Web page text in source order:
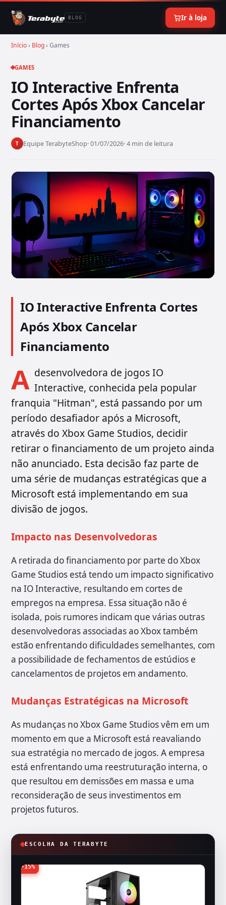
BLOG Ir à loja
Início› Blog› Games
GAMES
IO Interactive Enfrenta
Cortes Após Xbox Cancelar
Financiamento
T Equipe TerabyteShop· 01/07/2026· 4 min de leitura
IO Interactive Enfrenta Cortes
Após Xbox Cancelar
Financiamento
A desenvolvedora de jogos IO
Interactive, conhecida pela popular
franquia "Hitman", está passando por um
período desafiador após a Microsoft,
através do Xbox Game Studios, decidir
retirar o financiamento de um projeto ainda
não anunciado. Esta decisão faz parte de
uma série de mudanças estratégicas que a
Microsoft está implementando em sua
divisão de jogos.
Impacto nas Desenvolvedoras
A retirada do financiamento por parte do Xbox
Game Studios está tendo um impacto significativo
na IO Interactive, resultando em cortes de
empregos na empresa. Essa situação não é
isolada, pois rumores indicam que várias outras
desenvolvedoras associadas ao Xbox também
estão enfrentando dificuldades semelhantes, com
a possibilidade de fechamentos de estúdios e
cancelamentos de projetos em andamento.
Mudanças Estratégicas na Microsoft
As mudanças no Xbox Game Studios vêm em um
momento em que a Microsoft está reavaliando
sua estratégia no mercado de jogos. A empresa
está enfrentando uma reestruturação interna, o
que resultou em demissões em massa e uma
reconsideração de seus investimentos em
projetos futuros.
ESCOLHA DA TERABYTE
-15%